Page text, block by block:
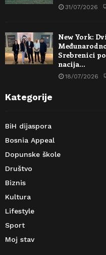
31/07/2026
New York:
Srebrenici
nacija…
18/07/2026
Kategorije
BiH dijaspora
Bosnia Appeal
Dopunske škole
Društvo
Biznis
Kultura
Lifestyle
Sport
Moj stav